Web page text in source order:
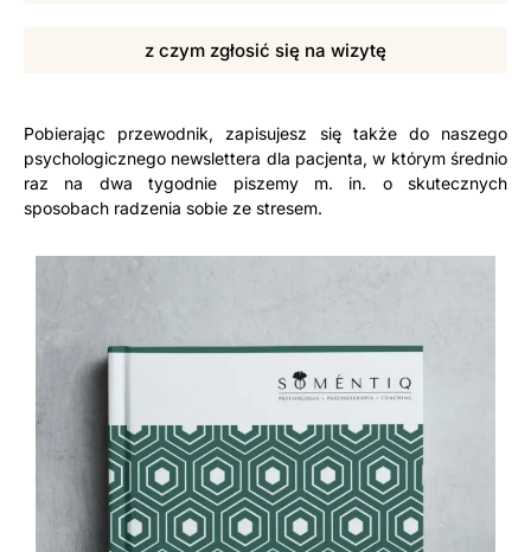
z czym zgłosić się na wizytę
Pobierając przewodnik, zapisujesz się także do naszego
psychologicznego newslettera dla pacjenta, w którym średnio
raz na dwa tygodnie piszemy m. in. o skutecznych
sposobach radzenia sobie ze stresem.